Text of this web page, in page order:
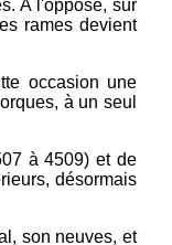
A l'opposé, sur
rames devient
occasion une
à un seul
à 4509) et de
désormais
son neuves, et